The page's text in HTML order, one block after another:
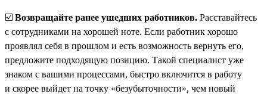
☑️ Возвращайте ранее ушедших работников. Расставайтесь
с сотрудниками на хорошей ноте. Если работник хорошо
проявлял себя в прошлом и есть возможность вернуть его,
предложите подходящую позицию. Такой специалист уже
знаком с вашими процессами, быстро включится в работу
и скорее выйдет на точку «безубыточности», чем новый